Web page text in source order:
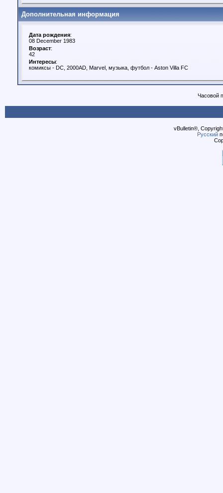
Дополнительная информация
Дата рождения:
08 December 1983
Возраст:
42
Интересы:
комиксы - DC, 2000AD, Marvel, музыка, футбол - Aston Villa FC
Часовой
vBulletin®,
Русский